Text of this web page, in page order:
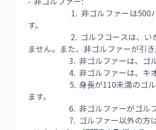
1. 非ゴルファーは500バーツ
す。
2. ゴルフコースは、いかなる
ません。また、非ゴルファーが引
3. 非ゴルファーは、ゴルフカ
4. 非ゴルファーは、キオスク
5. 身長が110未満のゴルファ
ます。
6. 非ゴルファーがゴルフカ
7. ゴルファー以外の方は、